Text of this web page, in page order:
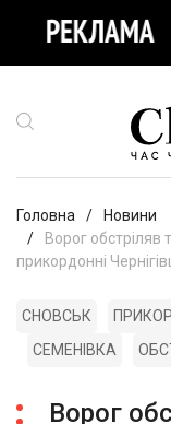
Головна
Новини
Ворог
прикордонні
СНОВСЬК
СЕМЕНІВКА
Ворог